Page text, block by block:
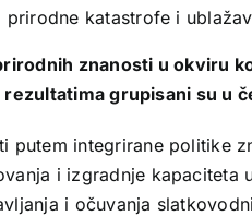
katastrofe i
znanosti u okviru
grupisani su u
putem integrirane politike
i izgradnje kapaciteta
i očuvanja